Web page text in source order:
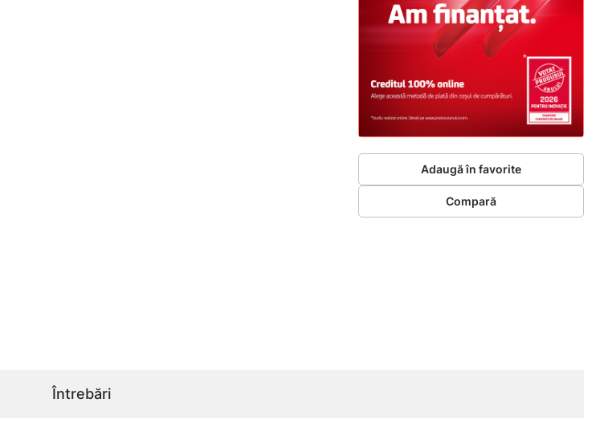
Adaugă în favorite
Compară
Întrebări